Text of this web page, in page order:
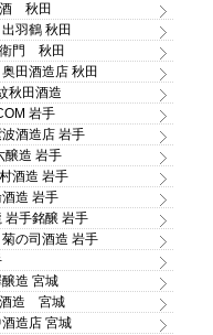
・レク
鳩正宗 POPO(ポポ) ヨ
秋田
羽鶴 秋田
門 秋田
田酒造店 秋田
秋田酒造
岩手
酒造店 岩手
醸造 岩手
酒造 岩手
造 岩手
岩手銘醸 岩手
の司酒造 岩手
造 宮城
造 宮城
造店 宮城